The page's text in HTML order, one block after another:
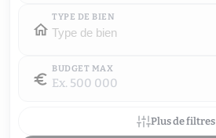
TYPE DE BIEN
BUDGET MAX
Plus de filtres